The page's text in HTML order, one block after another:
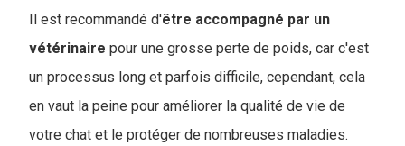
Il est recommandé d'être accompagné par un
vétérinaire pour une grosse perte de poids, car c'est
un processus long et parfois difficile, cependant, cela
en vaut la peine pour améliorer la qualité de vie de
votre chat et le protéger de nombreuses maladies.